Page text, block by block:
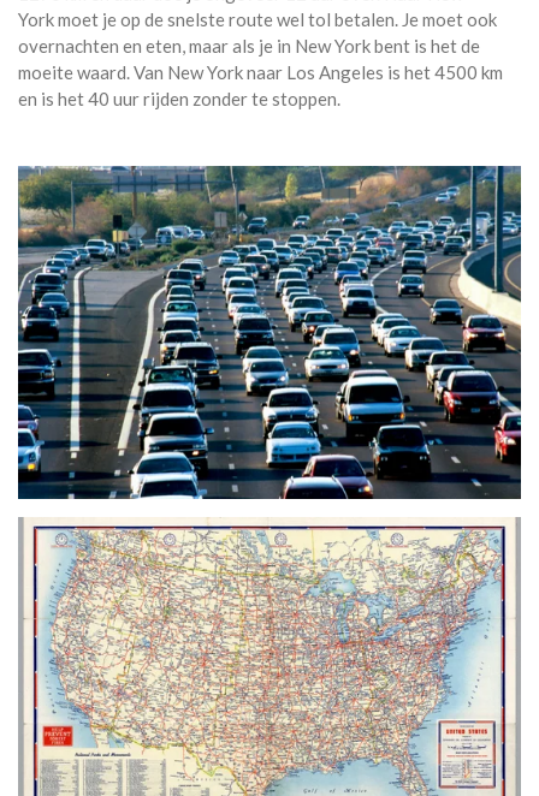
York moet je op de snelste route wel tol betalen. Je moet ook
overnachten en eten, maar als je in New York bent is het de
moeite waard. Van New York naar Los Angeles is het 4500 km
en is het 40 uur rijden zonder te stoppen.